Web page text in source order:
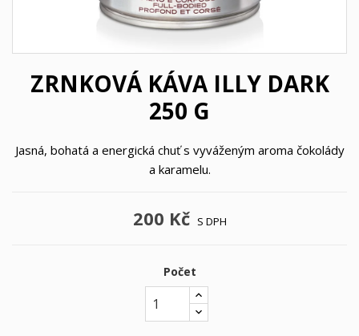
ZRNKOVÁ KÁVA ILLY DARK
250 G
Jasná, bohatá a energická chuť s vyváženým aroma čokolády
a karamelu.
200 Kč S DPH
Počet